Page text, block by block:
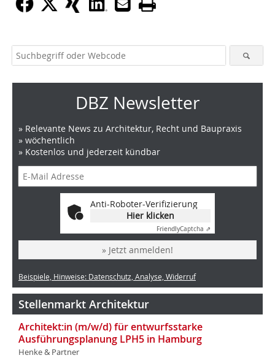
DBZ Newsletter
» Relevante News zu Architektur, Recht und Baupraxis
» wöchentlich
» Kostenlos und jederzeit kündbar
Anti-Roboter-Verifizierung
Hier klicken
FriendlyCaptcha ⇗
» Jetzt anmelden!
Beispiele, Hinweise: Datenschutz, Analyse, Widerruf
Stellenmarkt Architektur
Architekt:in (m/w/d) für entwurfsstarke
Ausführungsplanung LPH5 in Hamburg
Henke & Partner